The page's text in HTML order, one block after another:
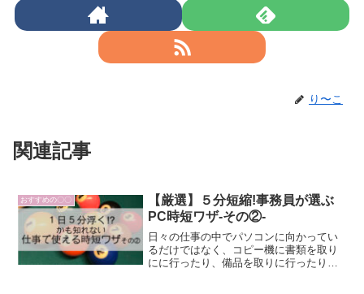
り〜こ
関連記事
おすすめの〇〇
【厳選】５分短縮!事務員が選ぶ
PC時短ワザ-その②-
日々の仕事の中でパソコンに向かってい
るだけではなく、コピー機に書類を取り
にに行ったり、備品を取りに行ったりと